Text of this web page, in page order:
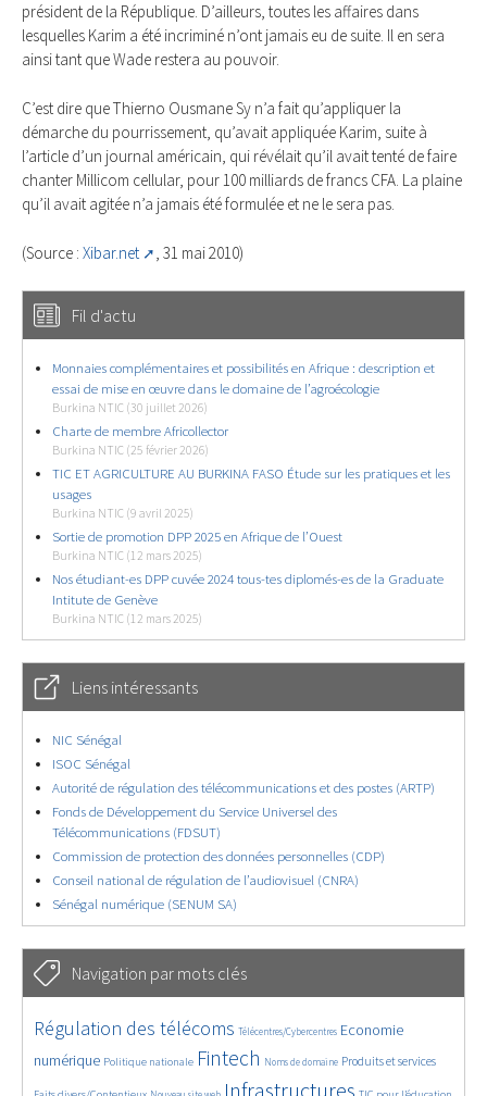
président de la République. D’ailleurs, toutes les affaires dans
lesquelles Karim a été incriminé n’ont jamais eu de suite. Il en sera
ainsi tant que Wade restera au pouvoir.
C’est dire que Thierno Ousmane Sy n’a fait qu’appliquer la
démarche du pourrissement, qu’avait appliquée Karim, suite à
l’article d’un journal américain, qui révélait qu’il avait tenté de faire
chanter Millicom cellular, pour 100 milliards de francs CFA. La plaine
qu’il avait agitée n’a jamais été formulée et ne le sera pas.
(Source : Xibar.net , 31 mai 2010)
Fil d'actu
Monnaies complémentaires et possibilités en Afrique : description et
essai de mise en œuvre dans le domaine de l’agroécologie
Burkina NTIC (30 juillet 2026)
Charte de membre Africollector
Burkina NTIC (25 février 2026)
TIC ET AGRICULTURE AU BURKINA FASO Étude sur les pratiques et les
usages
Burkina NTIC (9 avril 2025)
Sortie de promotion DPP 2025 en Afrique de l’Ouest
Burkina NTIC (12 mars 2025)
Nos étudiant-es DPP cuvée 2024 tous-tes diplomés-es de la Graduate
Intitute de Genève
Burkina NTIC (12 mars 2025)
Liens intéressants
NIC Sénégal
ISOC Sénégal
Autorité de régulation des télécommunications et des postes (ARTP)
Fonds de Développement du Service Universel des
Télécommunications (FDSUT)
Commission de protection des données personnelles (CDP)
Conseil national de régulation de l’audiovisuel (CNRA)
Sénégal numérique (SENUM SA)
Navigation par mots clés
4628/5854
Régulation des télécoms
368/5854 Télécentres/Cybercentres
3679/5854
Economie
numérique
1889/5854 Politique nationale
5292/5854 Fintech
658/5854 Noms de domaine
2344/5854 Produits et services
1550/5854
Infrastructures